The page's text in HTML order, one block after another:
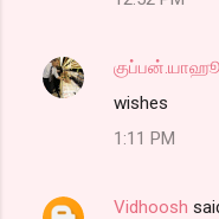
குப்பன்.யாஹூ
wishes
1:11 PM
Vidhoosh